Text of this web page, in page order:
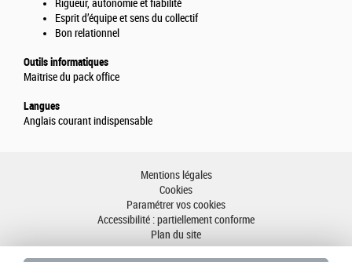
Rigueur, autonomie et fiabilité
Esprit d’équipe et sens du collectif
Bon relationnel
Outils informatiques
Maitrise du pack office
Langues
Anglais courant indispensable
Mentions légales
Cookies
Paramétrer vos cookies
Accessibilité : partiellement conforme
Plan du site